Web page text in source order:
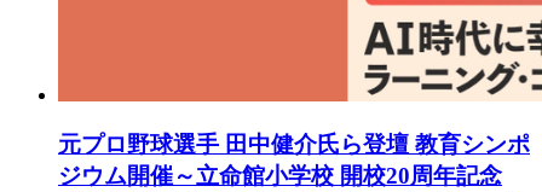
元プロ野球選手 田中健介氏ら登壇 教育シンポ
ジウム開催～立命館小学校 開校20周年記念